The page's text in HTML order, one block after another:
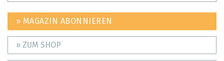
» MAGAZIN ABONNIEREN
» ZUM SHOP